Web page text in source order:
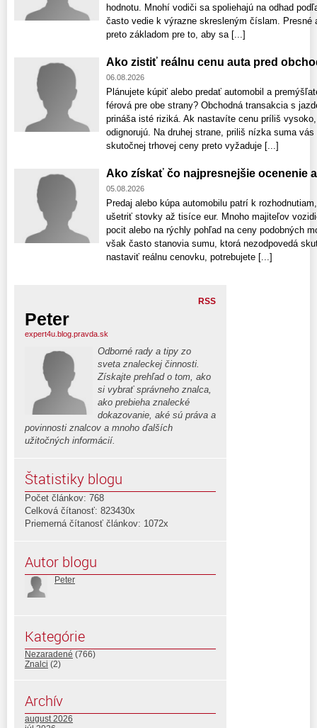
hodnotu. Mnohí vodiči sa spoliehajú na odhad
často vedie k výrazne skresleným číslam. Presné
preto základom pre to, aby sa [...]
Ako zistiť reálnu cenu auta pred
06.08.2026
Plánujete kúpiť alebo predať automobil a
férová pre obe strany? Obchodná transakcia s
prináša isté riziká. Ak nastavíte cenu príliš
odignorujú. Na druhej strane, priliš nízka suma
skutočnej trhovej ceny preto vyžaduje [...]
Ako získať čo najpresnejšie ocenenie
05.08.2026
Predaj alebo kúpa automobilu patrí k
ušetriť stovky až tisíce eur. Mnoho majiteľov
pocit alebo na rýchly pohľad na ceny podobných
však často stanovia sumu, ktorá nezodpovedá
nastaviť reálnu cenovku, potrebujete [...]
RSS
Peter
expert4u.blog.pravda.sk
Odborné rady a tipy zo
sveta znaleckej činnosti.
Získajte prehľad o tom, ako
si vybrať správneho znalca,
ako prebieha znalecké
dokazovanie, aké sú práva a
povinnosti znalcov a mnoho ďalších
užitočných informácií.
Štatistiky blogu
Počet článkov: 768
Celková čítanosť: 823430x
Priemerná čítanosť článkov: 1072x
Autor blogu
Peter
Kategórie
Nezaradené (766)
Znalci (2)
Archív
august 2026